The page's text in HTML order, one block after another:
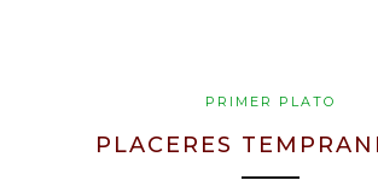
PRIMER PLATO
PLACERES